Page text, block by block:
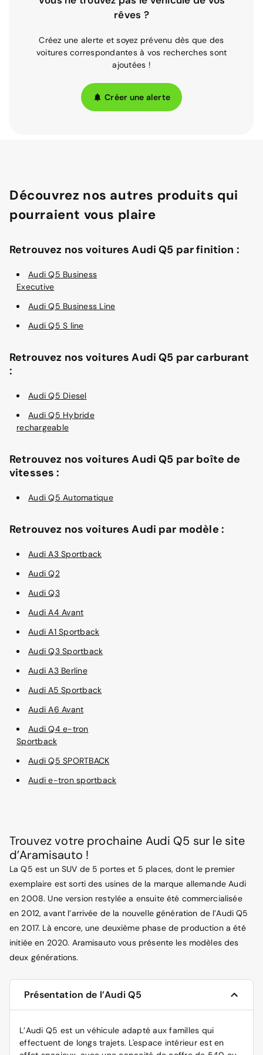
rêves ?
Créez une alerte et soyez prévenu dès que des
voitures correspondantes à vos recherches sont
ajoutées !
Créer une alerte
Découvrez nos autres produits qui
pourraient vous plaire
Retrouvez nos voitures Audi Q5 par finition :
Audi Q5 Business
Executive
Audi Q5 Business Line
Audi Q5 S line
Retrouvez nos voitures Audi Q5 par carburant
:
Audi Q5 Diesel
Audi Q5 Hybride
rechargeable
Retrouvez nos voitures Audi Q5 par boîte de
vitesses :
Audi Q5 Automatique
Retrouvez nos voitures Audi par modèle :
Audi A3 Sportback
Audi Q2
Audi Q3
Audi A4 Avant
Audi A1 Sportback
Audi Q3 Sportback
Audi A3 Berline
Audi A5 Sportback
Audi A6 Avant
Audi Q4 e-tron
Sportback
Audi Q5 SPORTBACK
Audi e-tron sportback
Trouvez votre prochaine Audi Q5 sur le site
d’Aramisauto !
La Q5 est un SUV de 5 portes et 5 places, dont le premier
exemplaire est sorti des usines de la marque allemande Audi
en 2008. Une version restylée a ensuite été commercialisée
en 2012, avant l’arrivée de la nouvelle génération de l’Audi Q5
en 2017. Là encore, une deuxième phase de production a été
initiée en 2020. Aramisauto vous présente les modèles des
deux générations.
Présentation de l’Audi Q5
L’Audi Q5 est un véhicule adapté aux familles qui
effectuent de longs trajets. L'espace intérieur est en